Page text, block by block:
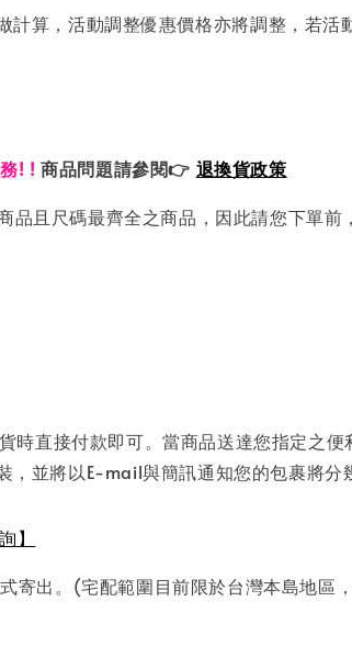
算，活動調整優惠價格亦將調整，若活
! ! 商品問題請參閱👉 退換貨政策
品且尺碼最齊全之商品，因此請您下單
時直接付款即可。當商品送達您指定之
，並將以E-mail與簡訊通知您的包裹將
】
寄出。(宅配範圍目前限於台灣本島地